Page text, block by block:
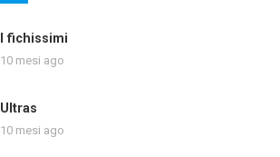
I fichissimi
10 mesi ago
Ultras
10 mesi ago